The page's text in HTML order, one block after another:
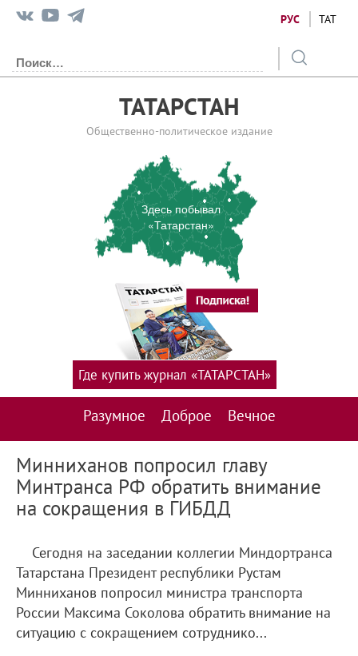
РУС ТАТ
ТАТАРСТАН
Общественно-политическое издание
Здесь побывал
«Татарстан»
Разумное Доброе Вечное
Где купить журнал «ТАТАРСТАН»
Минниханов попросил главу
Минтранса РФ обратить внимание
на сокращения в ГИБДД
Сегодня на заседании коллегии Миндортранса
Татарстана Президент республики Рустам
Минниханов попросил министра транспорта
России Максима Соколова обратить внимание на
ситуацию с сокращением сотруднико...